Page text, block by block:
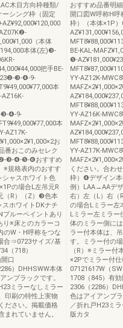
木目方向枠種類/
シング枠（固定
（本体
本体(左)❸-
把手BE-
❸-❹-9-
本
❸-❹-9-
本
AZ17K-
お
番おこのみセレク
❸-❹-❺-❻おすすめ
規格表内のおすす
ャスホワイト色
の場合L左吊元R
（R）（Z）❸色本
ホワイトDKナチ
ルーペイントあり
り※床とのカラーコ
のW・H呼称をつな
合⇒0723サイズ/基
（718）
口
）DHHSWW本体
ンブラックです。
ミラーなしミラー
印刷の特性上実物
ださい。掲載価格
れていません。
おすすめ品番明
開口図W呼称H
枠）（本体×1P
BE-KAL-
❺-
YY-AZ12K-
YY-AZ16K-
YY-AZ17K-
ください。合わ
枠）❹デザイン本
例）LAA→AAデ
右）左（L）右（
の場合Lミラー左
Lミラー左ミラー
体のミラー側に
ラー付本体は、
す。ミラー付の
（R）※ミラー
×2Pでミラー付
07121617W（
1708（845）有
2306（2286）
色はアイアンブ
／折れ戸H23ミ
版カタ